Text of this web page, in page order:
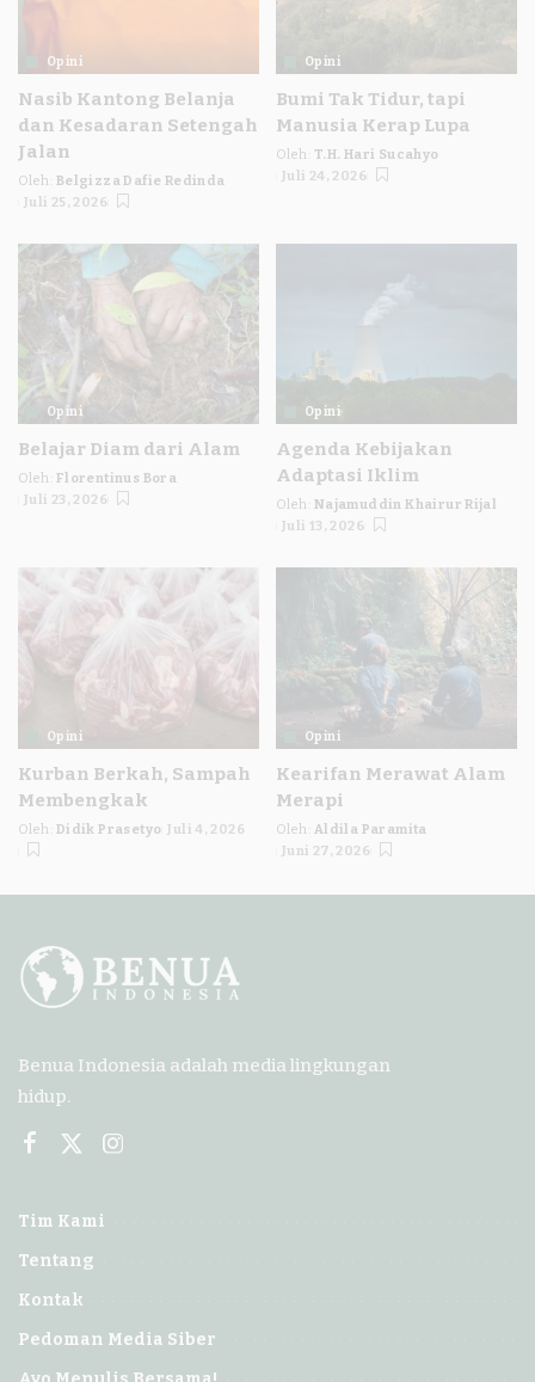
Opini
Nasib Kantong Belanja
dan Kesadaran Setengah
Jalan
Posted
by
Oleh: Belgizza Dafie Redinda
Juli 25, 2026
Opini
Bumi Tak Tidur, tapi
Manusia Kerap Lupa
Posted
by
Oleh:
T.H. Hari Sucahyo
Juli 24, 2026
Opini
Belajar Diam dari Alam
Posted
by
Oleh: Florentinus Bora
Juli 23, 2026
Opini
Agenda Kebijakan
Adaptasi Iklim
Posted
by
Oleh: Najamuddin Khairur Rijal
Juli 13, 2026
Opini
Kurban Berkah, Sampah
Membengkak
Posted
by
Oleh: Didik Prasetyo Juli 4, 2026
Opini
Kearifan Merawat Alam
Merapi
Posted
by
Oleh:
Aldila Paramita
Juni 27, 2026
Benua Indonesia adalah media lingkungan
hidup.
Tim Kami
Tentang
Kontak
Pedoman Media Siber